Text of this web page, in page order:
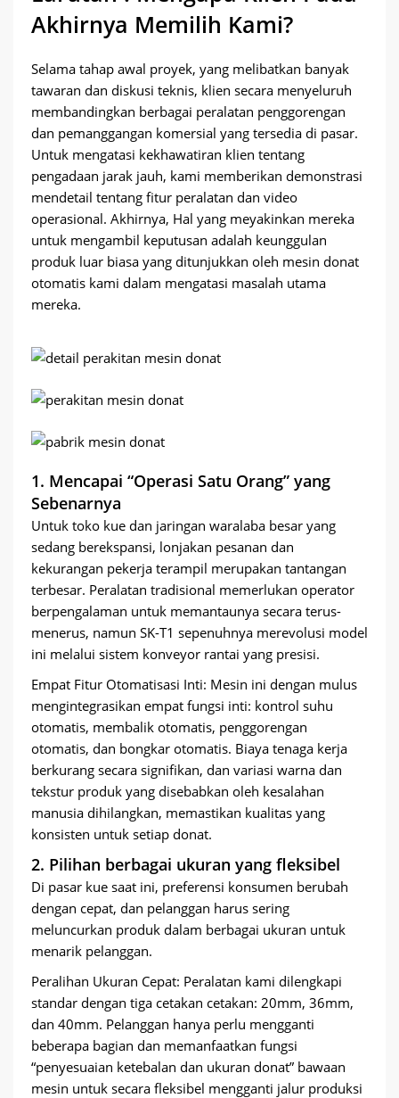
Akhirnya Memilih Kami?
Selama tahap awal proyek, yang melibatkan banyak
tawaran dan diskusi teknis, klien secara menyeluruh
membandingkan berbagai peralatan penggorengan
dan pemanggangan komersial yang tersedia di pasar.
Untuk mengatasi kekhawatiran klien tentang
pengadaan jarak jauh, kami memberikan demonstrasi
mendetail tentang fitur peralatan dan video
operasional. Akhirnya, Hal yang meyakinkan mereka
untuk mengambil keputusan adalah keunggulan
produk luar biasa yang ditunjukkan oleh mesin donat
otomatis kami dalam mengatasi masalah utama
mereka.
1. Mencapai “Operasi Satu Orang” yang
Sebenarnya
Untuk toko kue dan jaringan waralaba besar yang
sedang berekspansi, lonjakan pesanan dan
kekurangan pekerja terampil merupakan tantangan
terbesar. Peralatan tradisional memerlukan operator
berpengalaman untuk memantaunya secara terus-
menerus, namun SK-T1 sepenuhnya merevolusi model
ini melalui sistem konveyor rantai yang presisi.
Empat Fitur Otomatisasi Inti: Mesin ini dengan mulus
mengintegrasikan empat fungsi inti: kontrol suhu
otomatis, membalik otomatis, penggorengan
otomatis, dan bongkar otomatis. Biaya tenaga kerja
berkurang secara signifikan, dan variasi warna dan
tekstur produk yang disebabkan oleh kesalahan
manusia dihilangkan, memastikan kualitas yang
konsisten untuk setiap donat.
2. Pilihan berbagai ukuran yang fleksibel
Di pasar kue saat ini, preferensi konsumen berubah
dengan cepat, dan pelanggan harus sering
meluncurkan produk dalam berbagai ukuran untuk
menarik pelanggan.
Peralihan Ukuran Cepat: Peralatan kami dilengkapi
standar dengan tiga cetakan cetakan: 20mm, 36mm,
dan 40mm. Pelanggan hanya perlu mengganti
beberapa bagian dan memanfaatkan fungsi
“penyesuaian ketebalan dan ukuran donat” bawaan
mesin untuk secara fleksibel mengganti jalur produksi